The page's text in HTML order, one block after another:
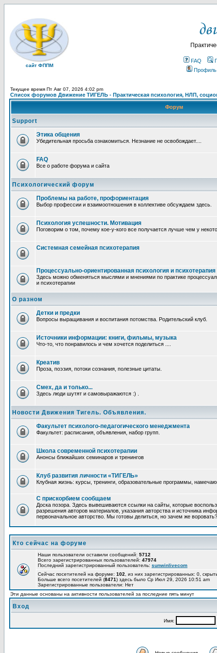
сайт ФППМ
FAQ
Профиль
Текущее время Пт Авг 07, 2026 4:02 pm
Список форумов Движение ТИГЕЛЬ - Практическая психология, НЛП,
Форум
Support
Этика общения
Убедительная просьба ознакомиться. Незнание не освобождает....
FAQ
Все о работе форума и сайта
Психологический форум
Проблемы на работе, профориентация
Выбор профессии и взаимоотношения в коллективе обсуждаем здесь.
Психология успешности. Мотивация
Поговорим о том, почему кое-у-кого все получается лучше чем у
Системная семейная психотерапия
Процессуально-ориентированная психология и психотерапия
Здесь можно обменяться мыслями и мнениями по практике
и психотерапии
О разном
Детки и предки
Вопросы выращивания и воспитания потомства. Родительский клуб.
Источники информации: книги, фильмы, музыка
Что-то, что понравилось и чем хочется поделиться ....
Креатив
Проза, поэзия, потоки сознания, полезные цитаты.
Смех, да и только...
Здесь люди шутят и самовыражаются :) .
Новости Движения Тигель. Объявления.
Факультет психолого-педагогического менеджмента
Факультет: расписания, объявления, набор групп.
Школа современной психотерапии
Анонсы ближайших семинаров и тренингов
Клуб развития личности «ТИГЕЛЬ»
Клубная жизнь: курсы, тренинги, образовательные программы,
С прискорбием сообщаем
Доска позора. Здесь вывешиваются ссылки на сайты, которые
разрешения авторов материалов, указания авторства и источника
первоначальное авторство. Мы готовы делиться, но зачем же воровать?
Кто сейчас на форуме
Наши пользователи оставили сообщений: 5712
Всего зарегистрированных пользователей: 47974
Последний зарегистрированный пользователь: sunwinlivecom
Сейчас посетителей на форуме: 102 , из них зарегистрированных: 0,
Больше всего посетителей (8471) здесь было Ср Июл 29, 2026 10:51 am
Зарегистрированные пользователи: Нет
Эти данные основаны на активности пользователей за последние пять минут
Вход
Имя: